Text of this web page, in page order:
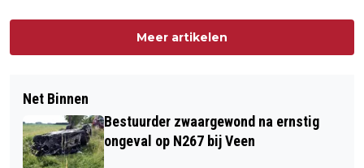
Meer artikelen
Net Binnen
Bestuurder zwaargewond na ernstig
ongeval op N267 bij Veen